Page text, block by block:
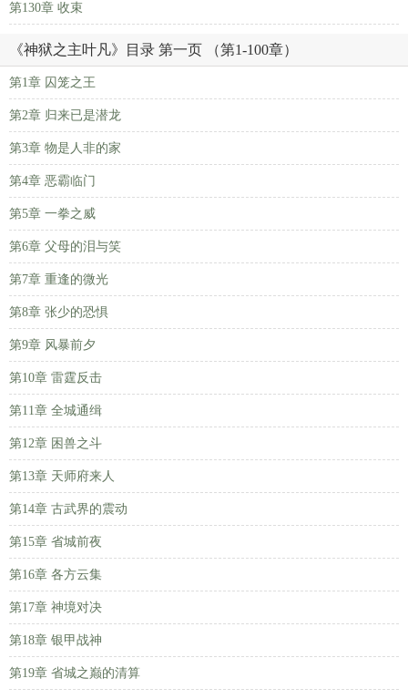
第130章 收束
《神狱之主叶凡》目录 第一页 （第1-100章）
第1章 囚笼之王
第2章 归来已是潜龙
第3章 物是人非的家
第4章 恶霸临门
第5章 一拳之威
第6章 父母的泪与笑
第7章 重逢的微光
第8章 张少的恐惧
第9章 风暴前夕
第10章 雷霆反击
第11章 全城通缉
第12章 困兽之斗
第13章 天师府来人
第14章 古武界的震动
第15章 省城前夜
第16章 各方云集
第17章 神境对决
第18章 银甲战神
第19章 省城之巅的清算